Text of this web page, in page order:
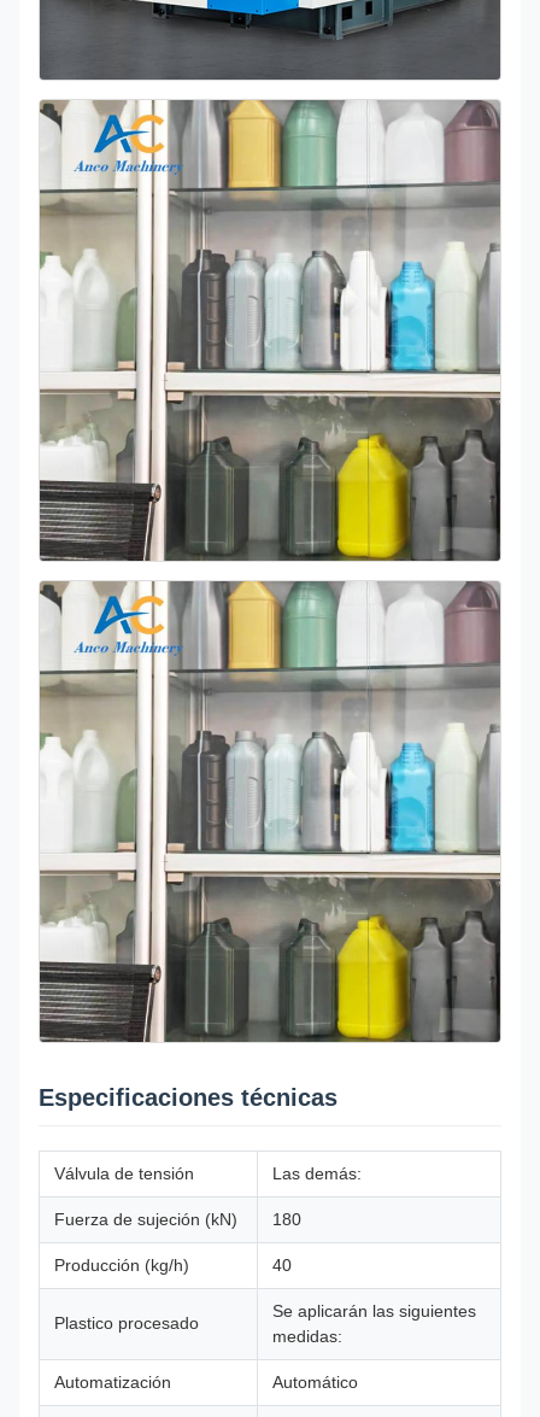
Especificaciones técnicas
Válvula de tensión Las demás:
Fuerza de sujeción (kN) 180
Producción (kg/h) 40
Plastico procesado
Se aplicarán las siguientes
medidas:
Automatización Automático